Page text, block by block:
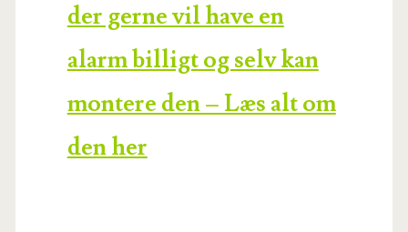
der gerne vil have en
alarm billigt og selv kan
montere den – Læs alt om
den her